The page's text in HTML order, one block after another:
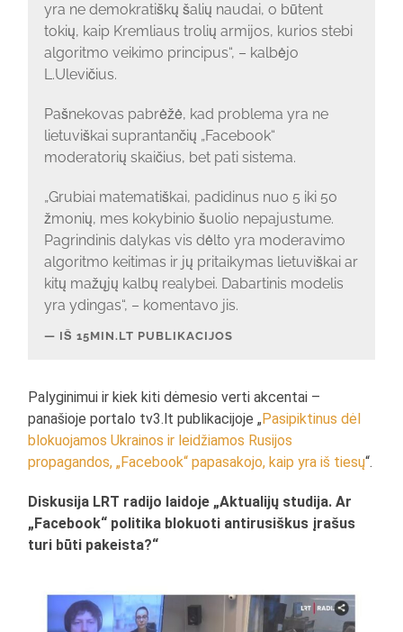
yra ne demokratiškų šalių naudai, o būtent
tokių, kaip Kremliaus trolių armijos, kurios stebi
algoritmo veikimo principus“, – kalbėjo
L.Ulevičius.
Pašnekovas pabrėžė, kad problema yra ne
lietuviškai suprantančių „Facebook“
moderatorių skaičius, bet pati sistema.
„Grubiai matematiškai, padidinus nuo 5 iki 50
žmonių, mes kokybinio šuolio nepajustume.
Pagrindinis dalykas vis dėlto yra moderavimo
algoritmo keitimas ir jų pritaikymas lietuviškai ar
kitų mažųjų kalbų realybei. Dabartinis modelis
yra ydingas“, – komentavo jis.
IŠ 15MIN.LT PUBLIKACIJOS
Palyginimui ir kiek kiti dėmesio verti akcentai –
panašioje portalo tv3.lt publikacijoje „Pasipiktinus dėl
blokuojamos Ukrainos ir leidžiamos Rusijos
propagandos, „Facebook“ papasakojo, kaip yra iš tiesų“.
Diskusija LRT radijo laidoje „Aktualijų studija. Ar
„Facebook“ politika blokuoti antirusiškus įrašus
turi būti pakeista?“